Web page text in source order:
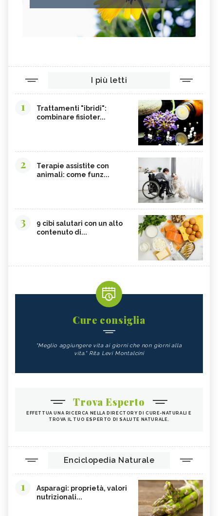
I più letti
1
Trattamenti "ibridi":
combinare fisioter...
2
Terapie assistite con
animali: come funz...
3
9 cibi salutari con un alto
contenuto di...
Cure consiglia
"Meglio aggiungere vita ai giorni che non giorni alla
vita." Rita Levi Montalcini
Trova Esperto
EFFETTUA UNA RICERCA NELLA DIRECTORY DI CURE-NATURALI E
TROVA IL TUO ESPERTO DI SALUTE NATURALE.
Enciclopedia Naturale
1
Asparagi: proprietà, valori
nutrizionali...